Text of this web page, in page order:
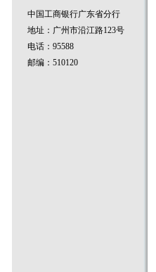
中国工商银行广东省分行
地址：广州市沿江路123号
电话：95588
邮编：510120